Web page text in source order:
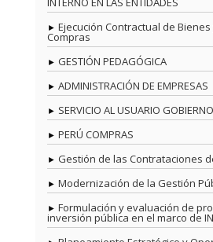
Ejecución Contractual de
Compras
GESTIÓN PEDAGÓGICA
ADMINISTRACIÓN DE EMPRESAS
SERVICIO AL USUARIO
PERÚ COMPRAS
Gestión de las Contrataciones
Modernización de la Gestión
Formulación y evaluación de
inversión pública en el marco de